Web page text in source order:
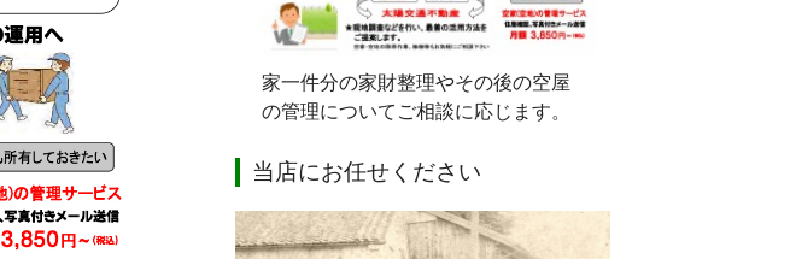
家一件分の家財整理やその後の空屋
の管理についてご相談に応じます。
当店にお任せください